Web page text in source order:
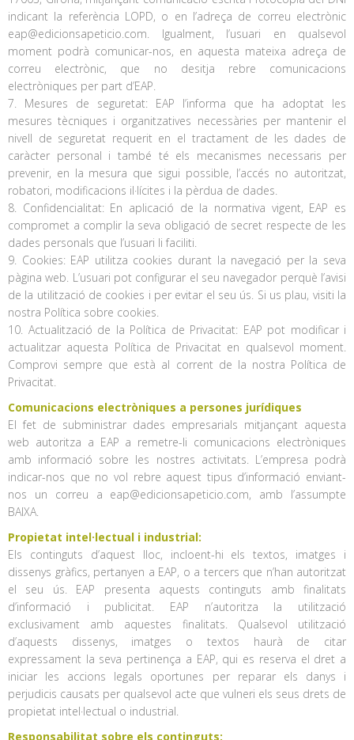
indicant la referència LOPD, o en l’adreça de correu electrònic
eap@edicionsapeticio.com. Igualment, l’usuari en qualsevol
moment podrà comunicar-nos, en aquesta mateixa adreça de
correu electrònic, que no desitja rebre comunicacions
electròniques per part d’EAP.
7. Mesures de seguretat: EAP l’informa que ha adoptat les
mesures tècniques i organitzatives necessàries per mantenir el
nivell de seguretat requerit en el tractament de les dades de
caràcter personal i també té els mecanismes necessaris per
prevenir, en la mesura que sigui possible, l’accés no autoritzat,
robatori, modificacions il·lícites i la pèrdua de dades.
8. Confidencialitat: En aplicació de la normativa vigent, EAP es
compromet a complir la seva obligació de secret respecte de les
dades personals que l’usuari li faciliti.
9. Cookies: EAP utilitza cookies durant la navegació per la seva
pàgina web. L’usuari pot configurar el seu navegador perquè l’avisi
de la utilització de cookies i per evitar el seu ús. Si us plau, visiti la
nostra Política sobre cookies.
10. Actualització de la Política de Privacitat: EAP pot modificar i
actualitzar aquesta Política de Privacitat en qualsevol moment.
Comprovi sempre que està al corrent de la nostra Política de
Privacitat.
Comunicacions electròniques a persones jurídiques
El fet de subministrar dades empresarials mitjançant aquesta
web autoritza a EAP a remetre-li comunicacions electròniques
amb informació sobre les nostres activitats. L’empresa podrà
indicar-nos que no vol rebre aquest tipus d’informació enviant-
nos un correu a eap@edicionsapeticio.com, amb l’assumpte
BAIXA.
Propietat intel·lectual i industrial:
Els continguts d’aquest lloc, incloent-hi els textos, imatges i
dissenys gràfics, pertanyen a EAP, o a tercers que n’han autoritzat
el seu ús. EAP presenta aquests continguts amb finalitats
d’informació i publicitat. EAP n’autoritza la utilització
exclusivament amb aquestes finalitats. Qualsevol utilització
d’aquests dissenys, imatges o textos haurà de citar
expressament la seva pertinença a EAP, qui es reserva el dret a
iniciar les accions legals oportunes per reparar els danys i
perjudicis causats per qualsevol acte que vulneri els seus drets de
propietat intel·lectual o industrial.
Responsabilitat sobre els continguts: